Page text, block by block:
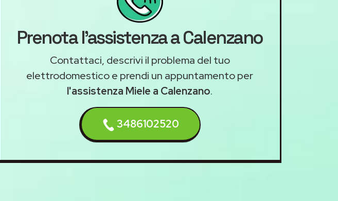
Prenota l'assistenza a Calenzano
Contattaci, descrivi il problema del tuo
elettrodomestico e prendi un appuntamento per
l'assistenza Miele a Calenzano.
3486102520